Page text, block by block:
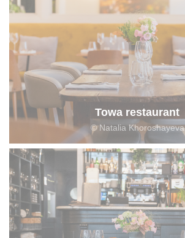
Towa restaurant
© Natalia Khoroshayeva